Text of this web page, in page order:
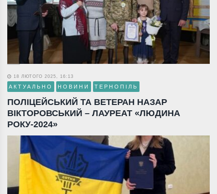
18 ЛЮТОГО 2025, 16:13
АКТУАЛЬНО НОВИНИ ТЕРНОПІЛЬ
ПОЛІЦЕЙСЬКИЙ ТА ВЕТЕРАН НАЗАР
ВІКТОРОВСЬКИЙ – ЛАУРЕАТ «ЛЮДИНА
РОКУ-2024»